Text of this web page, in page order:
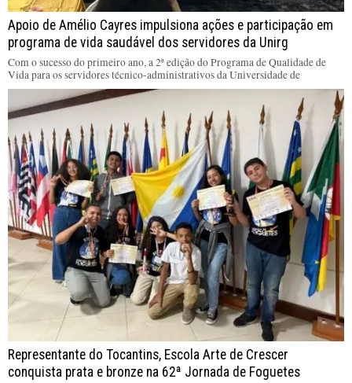
Apoio de Amélio Cayres impulsiona ações e participação em
programa de vida saudável dos servidores da Unirg
Com o sucesso do primeiro ano, a 2ª edição do Programa de Qualidade de
Vida para os servidores técnico-administrativos da Universidade de
Representante do Tocantins, Escola Arte de Crescer
conquista prata e bronze na 62ª Jornada de Foguetes